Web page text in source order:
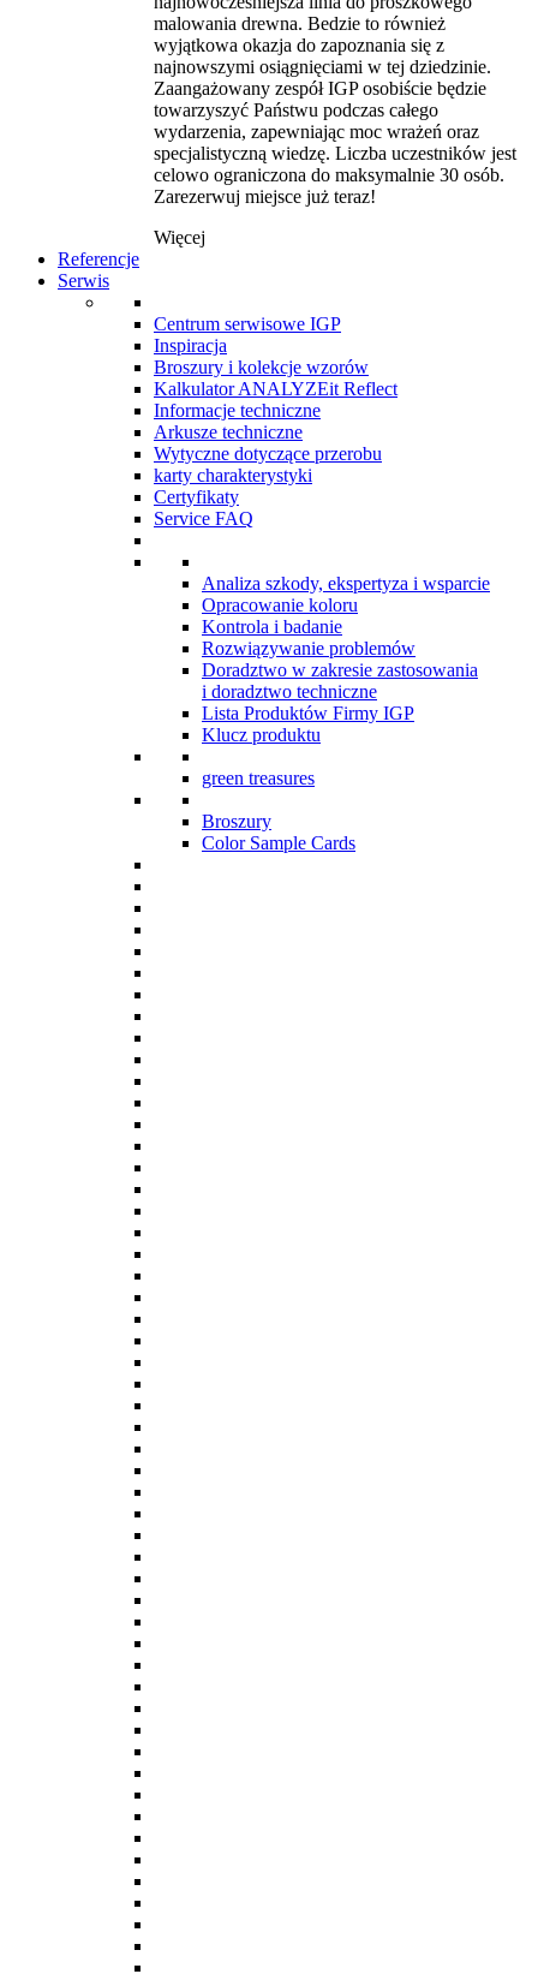
malowania drewna. Bedzie to również
wyjątkowa okazja do zapoznania się z
najnowszymi osiągnięciami w tej dziedzinie.
Zaangażowany zespół IGP osobiście będzie
towarzyszyć Państwu podczas całego
wydarzenia, zapewniając moc wrażeń oraz
specjalistyczną wiedzę. Liczba uczestników jest
celowo ograniczona do maksymalnie 30 osób.
Zarezerwuj miejsce już teraz!
Więcej
Referencje
Serwis
Centrum serwisowe IGP
Inspiracja
Broszury i kolekcje wzorów
Kalkulator ANALYZEit Reflect
Informacje techniczne
Arkusze techniczne
Wytyczne dotyczące przerobu
karty charakterystyki
Certyfikaty
Service FAQ
Analiza szkody, ekspertyza i wsparcie
Opracowanie koloru
Kontrola i badanie
Rozwiązywanie problemów
Doradztwo w zakresie zastosowania
i doradztwo techniczne
Lista Produktów Firmy IGP
Klucz produktu
green treasures
Broszury
Color Sample Cards